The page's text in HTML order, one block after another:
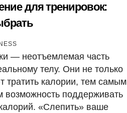
для тренировок:
— неотъемлемая часть
телу. Они не только
тратить калории, тем самым
возможность поддерживать
«Слепить» ваше